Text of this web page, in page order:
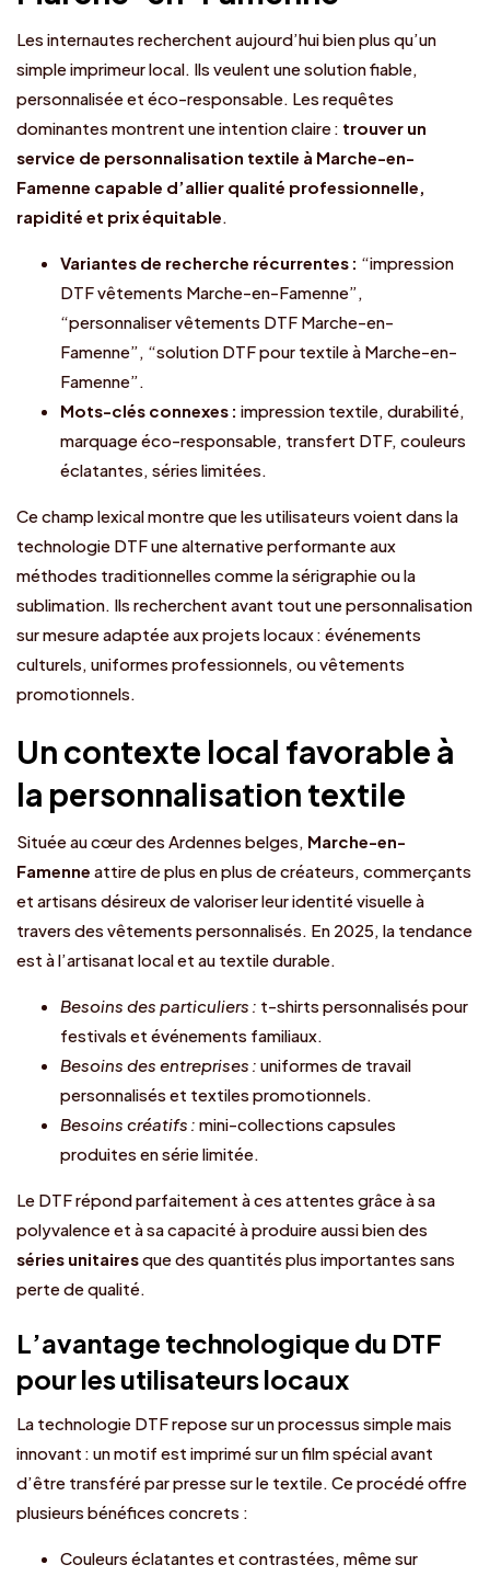
Les internautes recherchent aujourd’hui bien plus qu’un
simple imprimeur local. Ils veulent une solution fiable,
personnalisée et éco-responsable. Les requêtes
dominantes montrent une intention claire : trouver un
service de personnalisation textile à Marche-en-
Famenne capable d’allier qualité professionnelle,
rapidité et prix équitable.
Variantes de recherche récurrentes : “impression
DTF vêtements Marche-en-Famenne”,
“personnaliser vêtements DTF Marche-en-
Famenne”, “solution DTF pour textile à Marche-en-
Famenne”.
Mots-clés connexes : impression textile, durabilité,
marquage éco-responsable, transfert DTF, couleurs
éclatantes, séries limitées.
Ce champ lexical montre que les utilisateurs voient dans la
technologie DTF une alternative performante aux
méthodes traditionnelles comme la sérigraphie ou la
sublimation. Ils recherchent avant tout une personnalisation
sur mesure adaptée aux projets locaux : événements
culturels, uniformes professionnels, ou vêtements
promotionnels.
Un contexte local favorable à
la personnalisation textile
Située au cœur des Ardennes belges, Marche-en-
Famenne attire de plus en plus de créateurs, commerçants
et artisans désireux de valoriser leur identité visuelle à
travers des vêtements personnalisés. En 2025, la tendance
est à l’artisanat local et au textile durable.
Besoins des particuliers : t-shirts personnalisés pour
festivals et événements familiaux.
Besoins des entreprises : uniformes de travail
personnalisés et textiles promotionnels.
Besoins créatifs : mini-collections capsules
produites en série limitée.
Le DTF répond parfaitement à ces attentes grâce à sa
polyvalence et à sa capacité à produire aussi bien des
séries unitairesque des quantités plus importantes sans
perte de qualité.
L’avantage technologique du DTF
pour les utilisateurs locaux
La technologie DTF repose sur un processus simple mais
innovant : un motif est imprimé sur un film spécial avant
d’être transféré par presse sur le textile. Ce procédé offre
plusieurs bénéfices concrets :
Couleurs éclatantes et contrastées, même sur